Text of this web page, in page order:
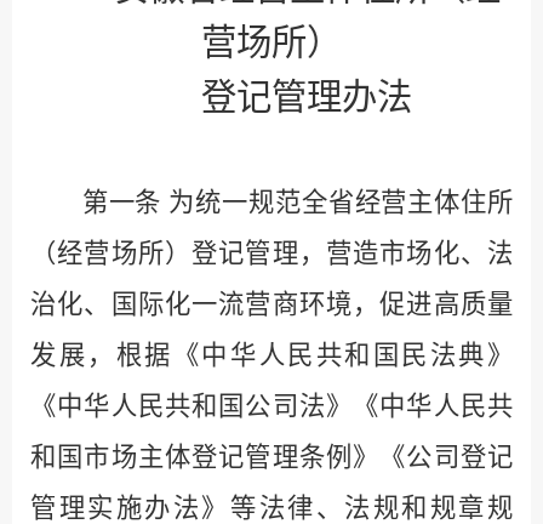
营场所）
登记管理办法
第一条 为统一规范全省经营主体住所
（经营场所）登记管理，营造市场化、法
治化、国际化一流营商环境，促进高质量
发展，根据《中华人民共和国民法典》
《中华人民共和国公司法》《中华人民共
和国市场主体登记管理条例》《公司登记
管理实施办法》等法律、法规和规章规